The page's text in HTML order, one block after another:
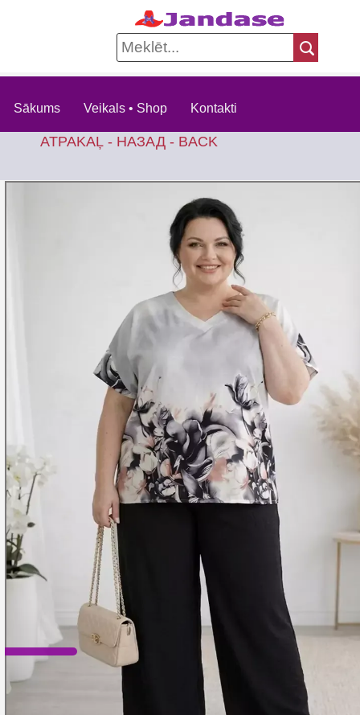
Sākums Veikals • Shop Kontakti
ATPAKAĻ - НАЗАД - BACK